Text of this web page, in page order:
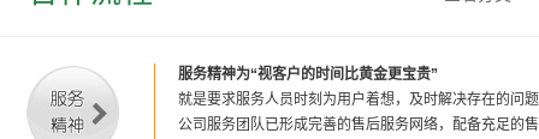
服务精神为“视客户的时间比黄金更宝贵”
就是要求服务人员时刻为用户着想，及时解决存在的问
公司服务团队已形成完善的售后服务网络，配备充足的